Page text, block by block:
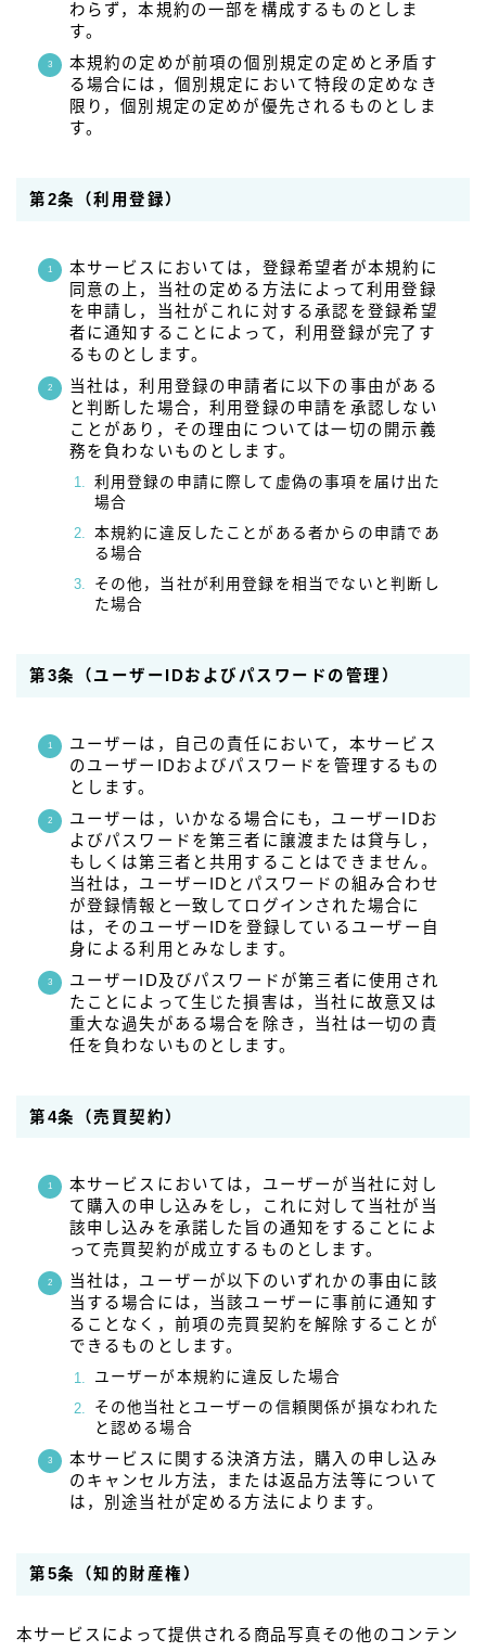
わらず，本規約の一部を構成するものとしま
す。
本規約の定めが前項の個別規定の定めと矛盾す
る場合には，個別規定において特段の定めなき
限り，個別規定の定めが優先されるものとしま
す。
第2条（利用登録）
本サービスにおいては，登録希望者が本規約に
同意の上，当社の定める方法によって利用登録
を申請し，当社がこれに対する承認を登録希望
者に通知することによって，利用登録が完了す
るものとします。
当社は，利用登録の申請者に以下の事由がある
と判断した場合，利用登録の申請を承認しない
ことがあり，その理由については一切の開示義
務を負わないものとします。
利用登録の申請に際して虚偽の事項を届け出た
場合
本規約に違反したことがある者からの申請であ
る場合
その他，当社が利用登録を相当でないと判断し
た場合
第3条（ユーザーIDおよびパスワードの管理）
ユーザーは，自己の責任において，本サービス
のユーザーIDおよびパスワードを管理するもの
とします。
ユーザーは，いかなる場合にも，ユーザーIDお
よびパスワードを第三者に譲渡または貸与し，
もしくは第三者と共用することはできません。
当社は，ユーザーIDとパスワードの組み合わせ
が登録情報と一致してログインされた場合に
は，そのユーザーIDを登録しているユーザー自
身による利用とみなします。
ユーザーID及びパスワードが第三者に使用され
たことによって生じた損害は，当社に故意又は
重大な過失がある場合を除き，当社は一切の責
任を負わないものとします。
第4条（売買契約）
本サービスにおいては，ユーザーが当社に対し
て購入の申し込みをし，これに対して当社が当
該申し込みを承諾した旨の通知をすることによ
って売買契約が成立するものとします。
当社は，ユーザーが以下のいずれかの事由に該
当する場合には，当該ユーザーに事前に通知す
ることなく，前項の売買契約を解除することが
できるものとします。
ユーザーが本規約に違反した場合
その他当社とユーザーの信頼関係が損なわれた
と認める場合
本サービスに関する決済方法，購入の申し込み
のキャンセル方法，または返品方法等について
は，別途当社が定める方法によります。
第5条（知的財産権）
本サービスによって提供される商品写真その他のコンテン